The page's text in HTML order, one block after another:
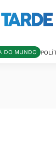
DO MUNDO